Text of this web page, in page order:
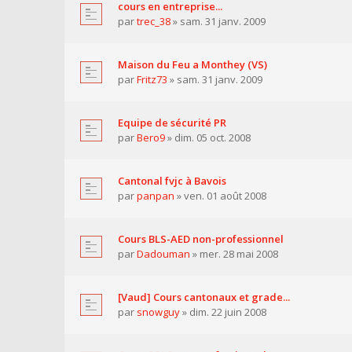
cours en entreprise...
partrec_38» sam. 31 janv. 2009
Maison du Feu a Monthey (VS)
parFritz73 » sam. 31 janv. 2009
Equipe de sécurité PR
parBero9» dim. 05 oct. 2008
Cantonal fvjc à Bavois
parpanpan » ven. 01 août 2008
Cours BLS-AED non-professionnel
parDadouman » mer. 28 mai 2008
[Vaud] Cours cantonaux et grade...
par snowguy» dim. 22 juin 2008